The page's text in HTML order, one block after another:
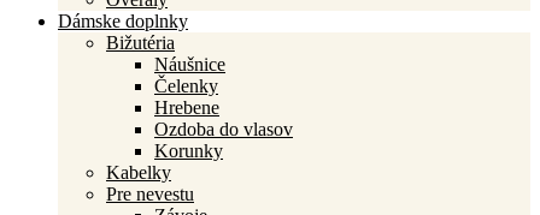
Dámske doplnky
Bižutéria
Náušnice
Čelenky
Hrebene
Ozdoba do vlasov
Korunky
Kabelky
Pre nevestu